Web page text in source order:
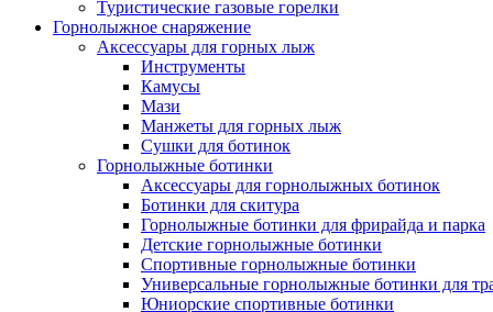
Туристические газовые горелки
Горнолыжное снаряжение
Аксессуары для горных лыж
Инструменты
Камусы
Мази
Манжеты для горных лыж
Сушки для ботинок
Горнолыжные ботинки
Аксессуары для горнолыжных ботинок
Ботинки для скитура
Горнолыжные ботинки для фрирайда и парка
Детские горнолыжные ботинки
Спортивные горнолыжные ботинки
Универсальные горнолыжные ботинки для
Юниорские спортивные ботинки